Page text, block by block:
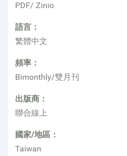
PDF/ Zinio
語言：
繁體中文
頻率：
Bimonthly/雙月刊
出版商：
聯合線上
國家/地區：
Taiwan